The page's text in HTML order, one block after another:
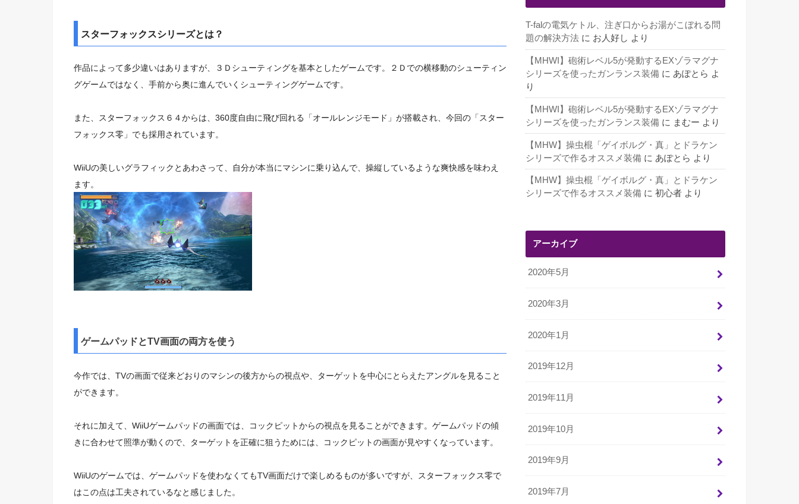
スターフォックスシリーズとは？
作品によって多少違いはありますが、 ３Ｄシューティングを基本としたゲームです。２Ｄでの横移動のシューティン
グゲームではなく、 手前から奥に進んでいく シューティングゲームです。
また、スターフォックス６４からは、360度自由に飛び回れる「オールレンジモード」が搭載され、今回の「スター
フォックス零」 でも採用されています。
WiiUの美しいグラフィックとあわさって、 自分が本当にマシンに乗り込んで、操縦しているような爽快感を味わえ
ます。
ゲームパッドとTV画面の両方を使う
今作では、TVの画面で従来どおりのマシンの後方からの視点や、 ターゲットを中心にとらえたアングルを見ること
ができます。
それに加えて、WiiUゲームパッドの画面では、 コックピットからの視点を見るこ とができます。ゲームパッドの傾
きに合わせて照準が動くので、
ターゲットを正確に狙うためには、コックピットの画面が見やすくなっています。
WiiUのゲームでは、 ゲームパッドを使わなくてもTV画面だけで楽しめるものが多いですが、
スターフォックス零で
はこの点は工夫されているなと感じました。
T-falの電気ケトル、注ぎ口からお湯がこぼれる問
題の解決方法 に お人好し より
【MHWI】砲術レベル5が発動するEXゾラマグナ
シリーズを使ったガンランス装備 に あぽとら よ
り
【MHWI】砲術レベル5が発動するEXゾラマグナ
シリーズを使ったガンランス装備 に まむー より
【MHW】操虫棍「ゲイボルグ・真」とドラケン
シリーズで作るオススメ装備 に あぽとら より
【MHW】操虫棍「ゲイボルグ・真」とドラケン
シリーズで作るオススメ装備 に 初心者 より
アーカイブ
2020年5月
2020年3月
2020年1月
2019年12月
2019年11月
2019年10月
2019年9月
2019年7月